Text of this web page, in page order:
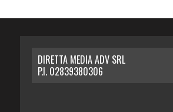
DIRETTA MEDIA ADV SRL
P.I. 02839380306